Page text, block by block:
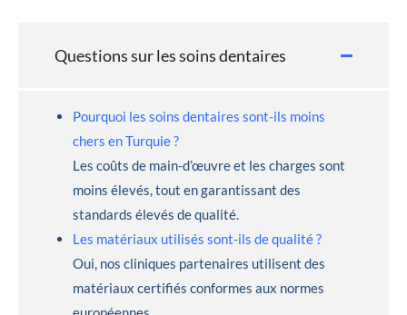
Questions sur les soins dentaires
Pourquoi les soins dentaires sont-ils moins
chers en Turquie ?
Les coûts de main-d’œuvre et les charges sont
moins élevés, tout en garantissant des
standards élevés de qualité.
Les matériaux utilisés sont-ils de qualité ?
Oui, nos cliniques partenaires utilisent des
matériaux certifiés conformes aux normes